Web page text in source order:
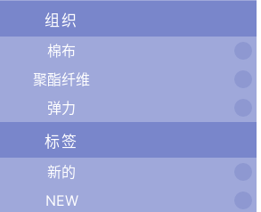
组织
棉布
聚酯纤维
弹力
标签
新的
NEW